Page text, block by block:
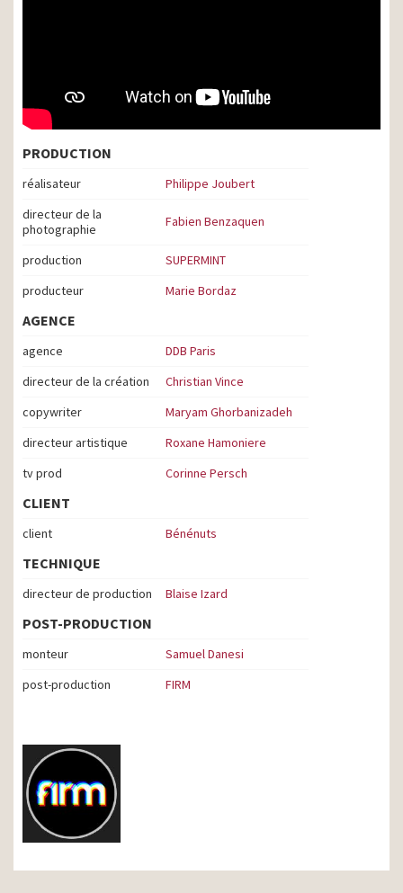
PRODUCTION
réalisateur
Philippe Joubert
directeur de la
photographie
Fabien Benzaquen
production
SUPERMINT
producteur
Marie Bordaz
AGENCE
agence
DDB Paris
directeur de la création
Christian Vince
copywriter
Maryam Ghorbanizadeh
directeur artistique
Roxane Hamoniere
tv prod
Corinne Persch
CLIENT
client Bénénuts
TECHNIQUE
directeur de production Blaise Izard
POST-PRODUCTION
monteur
Samuel Danesi
post-production
FIRM